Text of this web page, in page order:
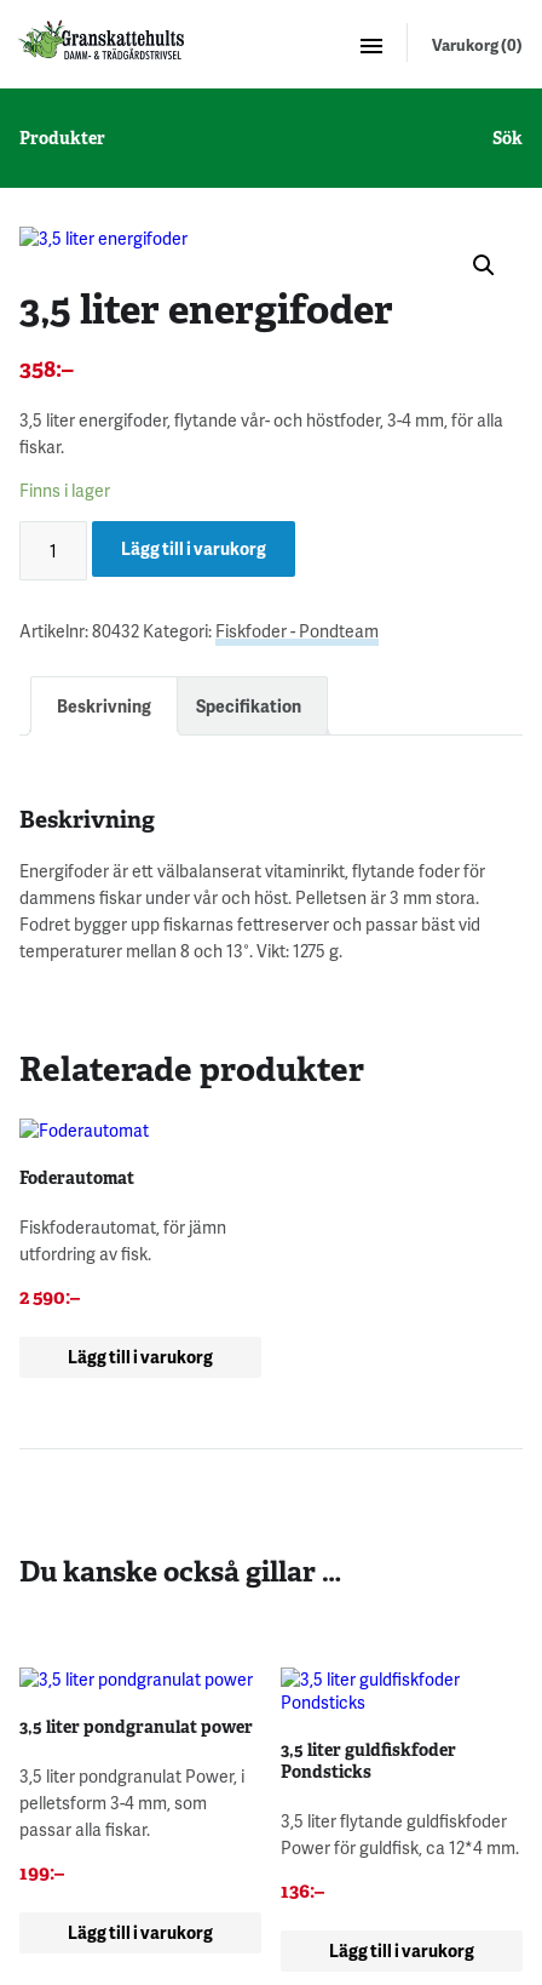
Varukorg (0)
Produkter Sök
3,5 liter energifoder
358:–
3,5 liter energifoder, flytande vår- och höstfoder, 3-4 mm, för alla
fiskar.
Finns i lager
Lägg till i varukorg
Artikelnr:80432 Kategori: Fiskfoder - Pondteam
Beskrivning Specifikation
Beskrivning
Energifoder är ett välbalanserat vitaminrikt, flytande foder för
dammens fiskar under vår och höst. Pelletsen är 3 mm stora.
Fodret bygger upp fiskarnas fettreserver och passar bäst vid
temperaturer mellan 8 och 13°. Vikt: 1275 g.
Relaterade produkter
Foderautomat
Fiskfoderautomat, för jämn
utfordring av fisk.
2 590:–
Lägg till i varukorg
Du kanske också gillar …
3,5 liter pondgranulat power
3,5 liter pondgranulat Power, i
pelletsform 3-4 mm, som
passar alla fiskar.
199:–
Lägg till i varukorg
3,5 liter guldfiskfoder
Pondsticks
3,5 liter flytande guldfiskfoder
Power för guldfisk, ca 12*4 mm.
136:–
Lägg till i varukorg